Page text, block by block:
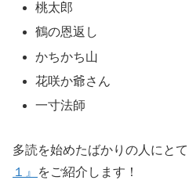
桃太郎
鶴の恩返し
かちかち山
花咲か爺さん
一寸法師
多読を始めたばかりの人にと
１』
をご紹介します！